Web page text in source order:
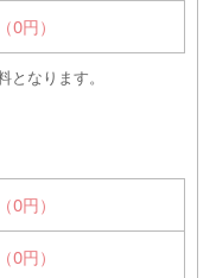
0円）
なります。
0円）
0円）
0円）
円(税込22,000円)